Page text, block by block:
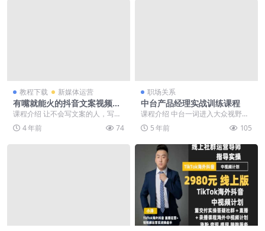
教程下载 新媒体运营
有嘴就能火的抖音文案视频课
程
课程介绍 让不会写文案的人，写出
一篇可传播的完整文案 让会写文案
的人，提高产出量...
4 年前 74
职场关系
中台产品经理实战训练课程
课程介绍 中台一词进入大众视野不
过几年，中台的目标大家已经慢慢
形成共识，但具体到...
5 年前 105